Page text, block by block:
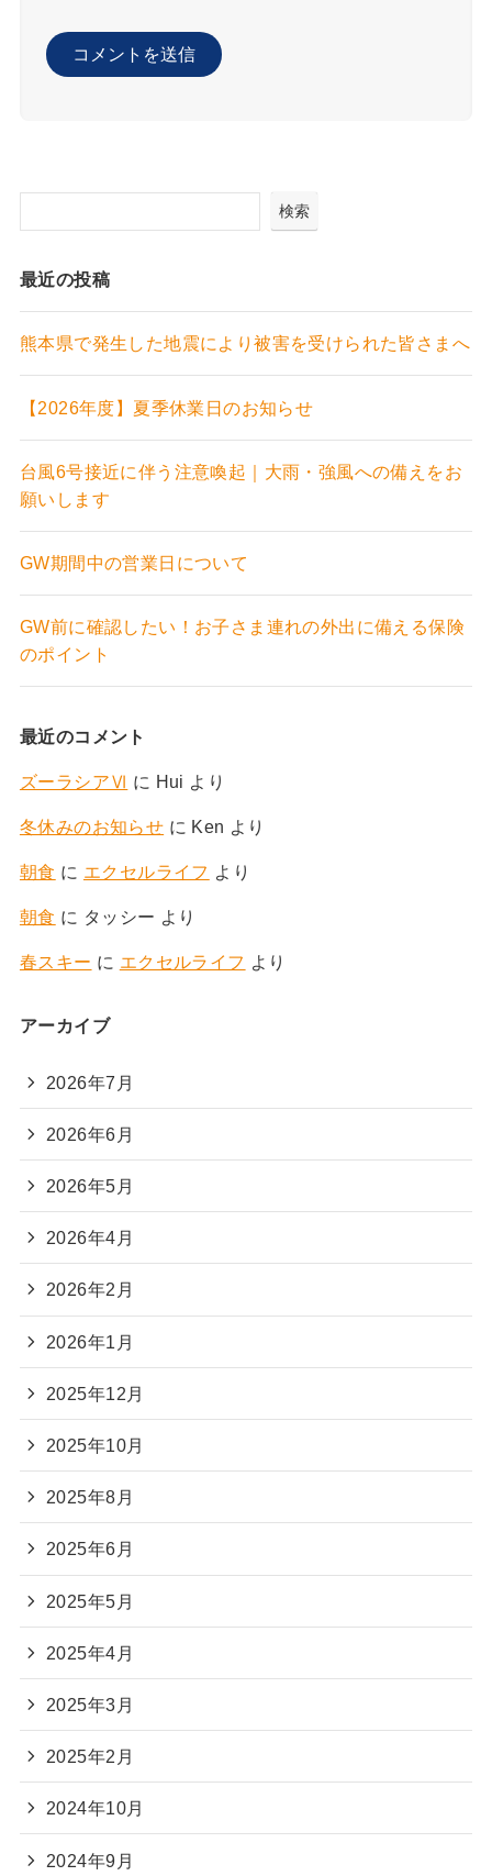
検索
最近の投稿
熊本県で発生した地震により被害を受けられた皆さまへ
【2026年度】夏季休業日のお知らせ
台風6号接近に伴う注意喚起｜大雨・強風への備えをお
願いします
GW期間中の営業日について
GW前に確認したい！お子さま連れの外出に備える保険
のポイント
最近のコメント
ズーラシアⅥ に Hui より
冬休みのお知らせ に Ken より
朝食 に エクセルライフ より
朝食 に タッシー より
春スキー に エクセルライフ より
アーカイブ
2026年7月
2026年6月
2026年5月
2026年4月
2026年2月
2026年1月
2025年12月
2025年10月
2025年8月
2025年6月
2025年5月
2025年4月
2025年3月
2025年2月
2024年10月
2024年9月